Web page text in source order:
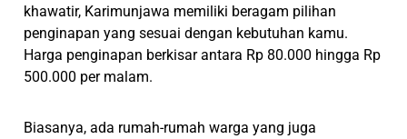
khawatir, Karimunjawa memiliki beragam pilihan
penginapan yang sesuai dengan kebutuhan kamu.
Harga penginapan berkisar antara Rp 80.000 hingga Rp
500.000 per malam.
Biasanya, ada rumah-rumah warga yang juga